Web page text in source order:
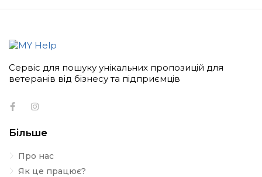
Сервіс для пошуку унікальних пропозицій для
ветеранів від бізнесу та підприємців
Більше
Про нас
Як це працює?